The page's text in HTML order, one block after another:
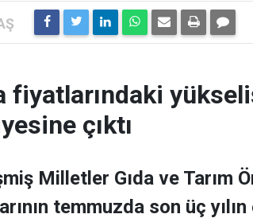
fiyatlarındaki
çıktı
Milletler Gıda ve Tarım
temmuzda son üç